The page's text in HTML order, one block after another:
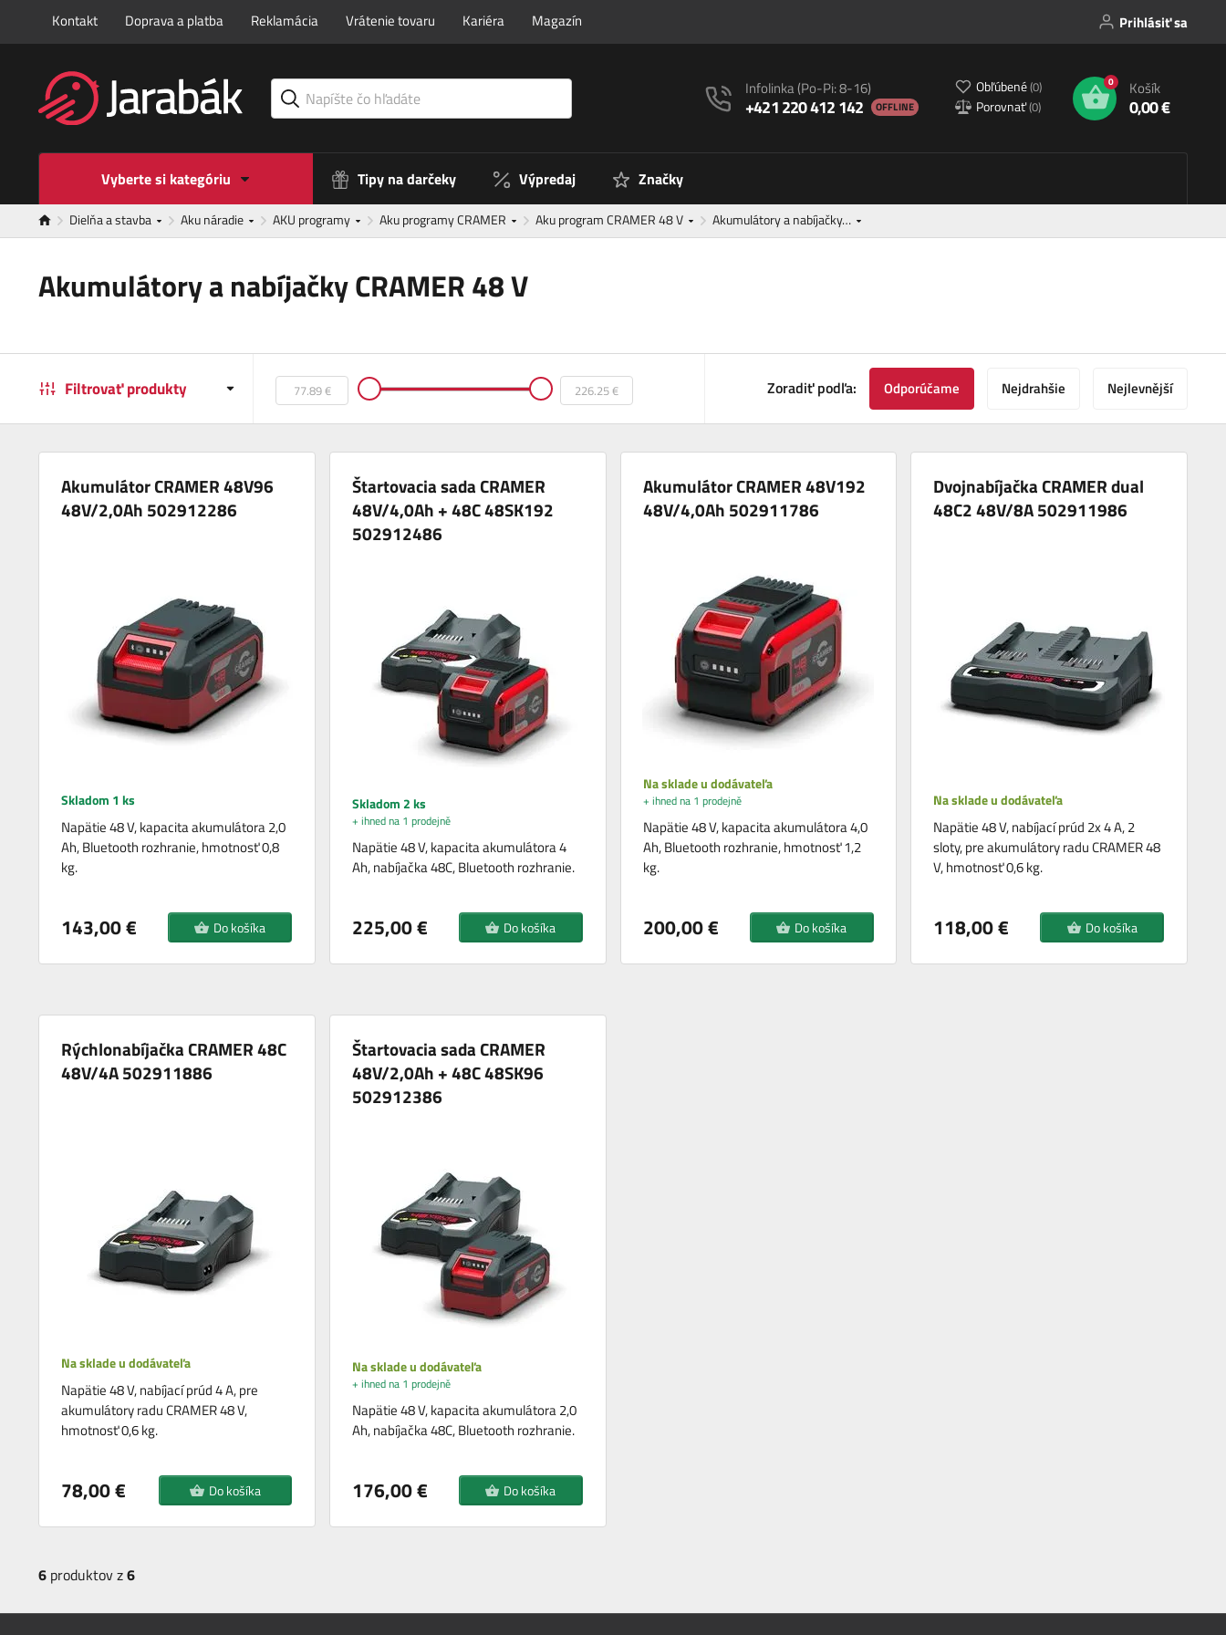
Kontakt Doprava a platba Reklamácia Vrátenie tovaru Kariéra Magazín Prihlásiť sa
Infolinka(Po-Pi: 8-16)
+421 220 412 142 OFFLINE
Obľúbené(0)
Porovnať(0)
0 Košík
0,00 €
Vyberte si kategóriu Tipy na darčeky Výpredaj Značky
Dielňa a stavba Aku náradie AKU programy Aku programy CRAMER Aku program CRAMER 48 V Akumulátory a nabíjačky…
Akumulátory a nabíjačky CRAMER 48 V
Filtrovať produkty Zoradiť podľa: Odporúčame Nejdrahšie Nejlevnější
Akumulátor CRAMER 48V96
48V/2,0Ah 502912286
Skladom 1 ks
Napätie 48 V, kapacita akumulátora 2,0
Ah, Bluetooth rozhranie, hmotnosť 0,8
kg.
143,00 € Do košíka
Štartovacia sada CRAMER
48V/4,0Ah + 48C 48SK192
502912486
Skladom 2 ks
+ ihned na 1 prodejně
Napätie 48 V, kapacita akumulátora 4
Ah, nabíjačka 48C, Bluetooth rozhranie.
225,00 € Do košíka
Akumulátor CRAMER 48V192
48V/4,0Ah 502911786
Na sklade u dodávateľa
+ ihned na 1 prodejně
Napätie 48 V, kapacita akumulátora 4,0
Ah, Bluetooth rozhranie, hmotnosť 1,2
kg.
200,00 € Do košíka
Dvojnabíjačka CRAMER dual
48C2 48V/8A 502911986
Na sklade u dodávateľa
Napätie 48 V, nabíjací prúd 2x 4 A, 2
sloty, pre akumulátory radu CRAMER 48
V, hmotnosť 0,6 kg.
118,00 € Do košíka
Rýchlonabíjačka CRAMER 48C
48V/4A 502911886
Na sklade u dodávateľa
Napätie 48 V, nabíjací prúd 4 A, pre
akumulátory radu CRAMER 48 V,
hmotnosť 0,6 kg.
78,00 € Do košíka
Štartovacia sada CRAMER
48V/2,0Ah + 48C 48SK96
502912386
Na sklade u dodávateľa
+ ihned na 1 prodejně
Napätie 48 V, kapacita akumulátora 2,0
Ah, nabíjačka 48C, Bluetooth rozhranie.
176,00 € Do košíka
6 produktov z6